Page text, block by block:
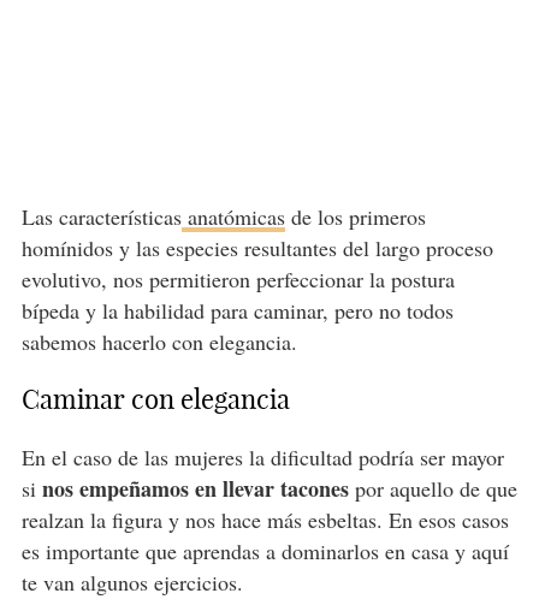
Las característicasanatómicasde los primeros
homínidos y las especies resultantes del largo proceso
evolutivo, nos permitieron perfeccionar la postura
bípeda y la habilidad para caminar, pero no todos
sabemos hacerlo con elegancia.
Caminar con elegancia
En el caso de las mujeres la dificultad podría ser mayor
si nos empeñamos en llevar taconespor aquello de que
realzan la figura y nos hace más esbeltas. En esos casos
es importante que aprendas a dominarlos en casa y aquí
te van algunos ejercicios.